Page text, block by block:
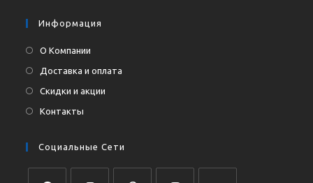
Информация
О Компании
Доставка и оплата
Скидки и акции
Контакты
Социальные Сети